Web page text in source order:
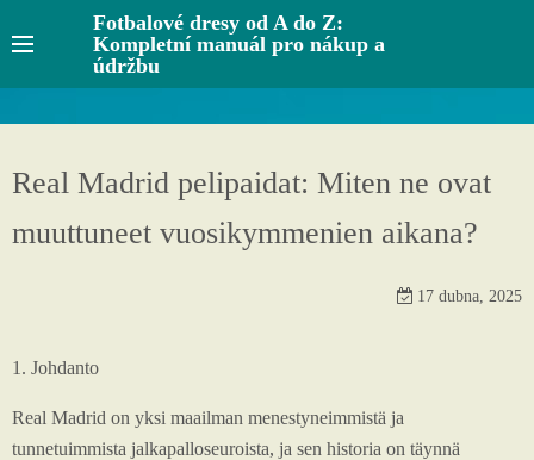
Fotbalové dresy od A do Z:
Kompletní manuál pro nákup a
údržbu
Real Madrid pelipaidat: Miten ne ovat
muuttuneet vuosikymmenien aikana?
17 dubna, 2025
1. Johdanto
Real Madrid on yksi maailman menestyneimmistä ja
tunnetuimmista jalkapalloseuroista, ja sen historia on täynnä